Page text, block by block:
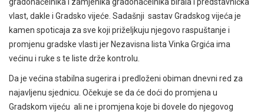
vlast, dakle i Gradsko vijeće. Sadašnji sastav Gradskog vijeća je
kamen spoticaja za sve koji priželjkuju njegovo raspuštanje i
promjenu gradske vlasti jer Nezavisna lista Vinka Grgića ima
većinu i ruke s te liste drže kontrolu.
Da je većina stabilna sugerira i predloženi obiman dnevni red za
najavljenu sjednicu. Očekuje se da će doći do promjena u
Gradskom vijeću ali ne i promjena koje bi dovele do njegovog